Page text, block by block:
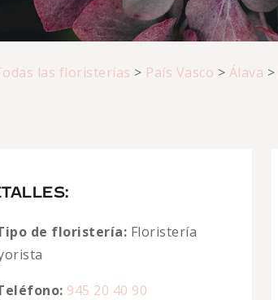
las floristerías > País Vasco > Álava >
de floristería: Floristería
945 20 40 90